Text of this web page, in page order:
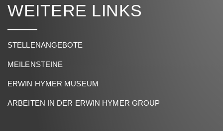
WEITERE LINKS
STELLENANGEBOTE
MEILENSTEINE
ERWIN HYMER MUSEUM
ARBEITEN IN DER ERWIN HYMER GROUP